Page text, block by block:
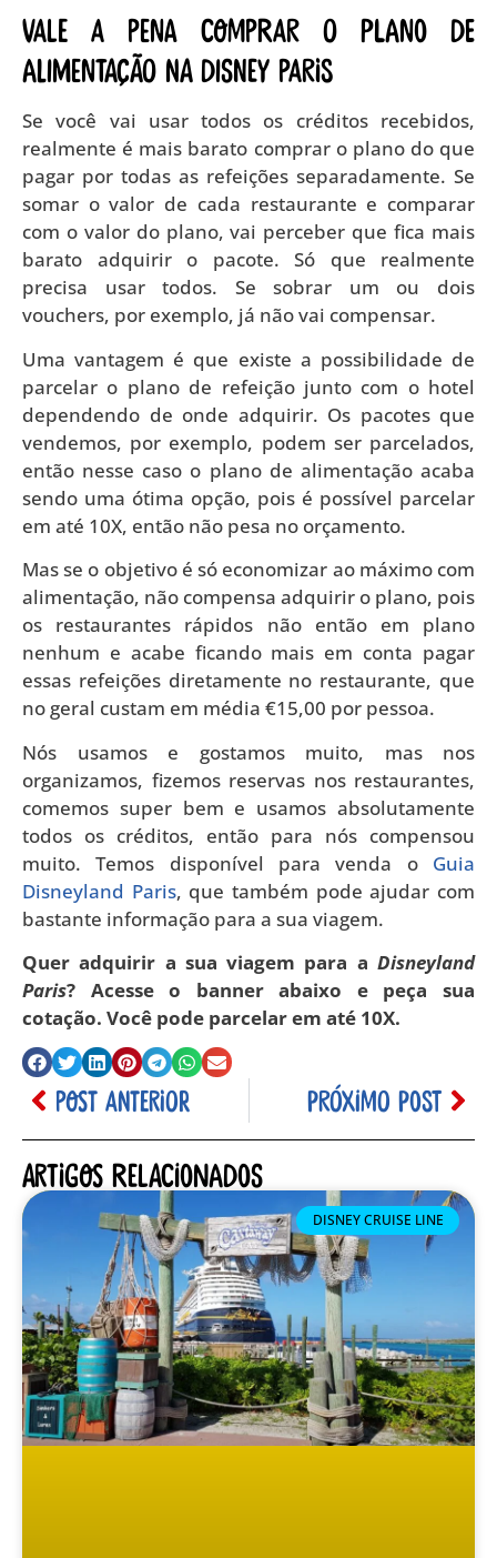
Vale a pena comprar o plano de
alimentação na Disney Paris
Se você vai usar todos os créditos recebidos,
realmente é mais barato comprar o plano do que
pagar por todas as refeições separadamente. Se
somar o valor de cada restaurante e comparar
com o valor do plano, vai perceber que fica mais
barato adquirir o pacote. Só que realmente
precisa usar todos. Se sobrar um ou dois
vouchers, por exemplo, já não vai compensar.
Uma vantagem é que existe a possibilidade de
parcelar o plano de refeição junto com o hotel
dependendo de onde adquirir. Os pacotes que
vendemos, por exemplo, podem ser parcelados,
então nesse caso o plano de alimentação acaba
sendo uma ótima opção, pois é possível parcelar
em até 10X, então não pesa no orçamento.
Mas se o objetivo é só economizar ao máximo com
alimentação, não compensa adquirir o plano, pois
os restaurantes rápidos não então em plano
nenhum e acabe ficando mais em conta pagar
essas refeições diretamente no restaurante, que
no geral custam em média €15,00 por pessoa.
Nós usamos e gostamos muito, mas nos
organizamos, fizemos reservas nos restaurantes,
comemos super bem e usamos absolutamente
todos os créditos, então para nós compensou
muito. Temos disponível para venda o Guia
Disneyland Paris, que também pode ajudar com
bastante informação para a sua viagem.
Quer adquirir a sua viagem para a Disneyland
Paris? Acesse o banner abaixo e peça sua
cotação. Você pode parcelar em até 10X.
POST ANTERIOR PRÓXIMO POST
Artigos relacionados
DISNEY CRUISE LINE